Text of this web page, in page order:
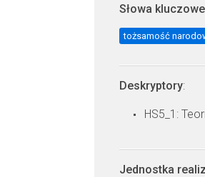
Słowa kluczowe
tożsamość
Deskryptory:
HS5_1:
Jednostka